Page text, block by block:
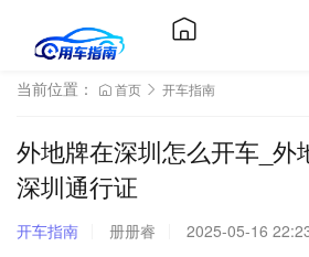
当前位置： 首页 开车指南
外地牌在深圳怎么开车_外
深圳通行证
开车指南 册册睿 2025-05-16